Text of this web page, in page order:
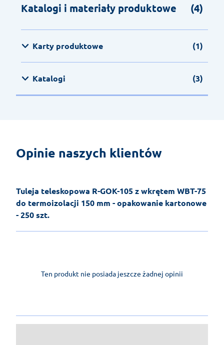
Katalogi i materiały produktowe (4)
Karty produktowe (1)
Katalogi (3)
Opinie naszych klientów
Tuleja teleskopowa R-GOK-105 z wkrętem WBT-75
do termoizolacji 150 mm - opakowanie kartonowe
- 250 szt.
Ten produkt nie posiada jeszcze żadnej opinii